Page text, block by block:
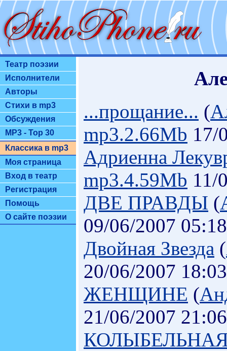
Театр поэзии
Исполнители
Авторы
Стихи в mp3
Обсуждения
MP3 - Top 30
Классика в mp3
Моя страница
Вход в театр
Регистрация
Помощь
О сайте поэзии
...прощание... (
mp3.2.66Mb 17/
Адриенна
mp3.4.59Mb 11/
ДВЕ ПРАВДЫ (
09/06/2007 05:18
Двойная Звезда (
20/06/2007 18:03
ЖЕНЩИНЕ (
21/06/2007 21:06